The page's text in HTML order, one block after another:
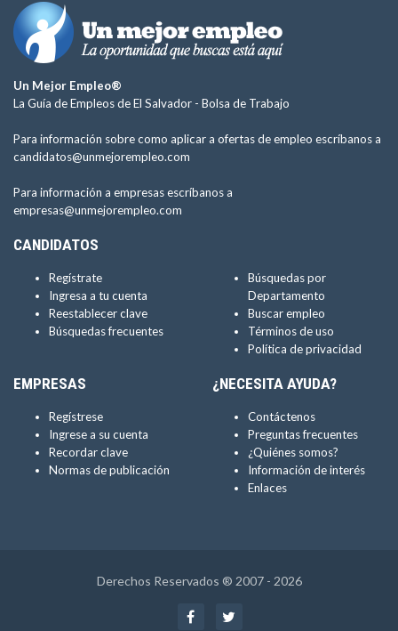
Un Mejor Empleo®
La Guía de Empleos de El Salvador - Bolsa de Trabajo
Para información sobre como aplicar a ofertas de empleo escríbanos a
candidatos@unmejorempleo.com
Para información a empresas escríbanos a
empresas@unmejorempleo.com
CANDIDATOS
Regístrate
Ingresa a tu cuenta
Reestablecer clave
Búsquedas frecuentes
Búsquedas por
Departamento
Buscar empleo
Términos de uso
Política de privacidad
EMPRESAS
Regístrese
Ingrese a su cuenta
Recordar clave
Normas de publicación
¿NECESITA AYUDA?
Contáctenos
Preguntas frecuentes
¿Quiénes somos?
Información de interés
Enlaces
Derechos Reservados ® 2007 - 2026
Facebook